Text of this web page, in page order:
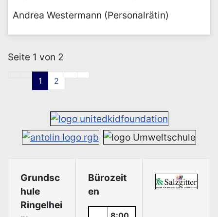
Andrea Westermann (Personalrätin)
Seite 1 von 2
1 2
Grundsc
hule
Ringelhei
Bürozeit
en